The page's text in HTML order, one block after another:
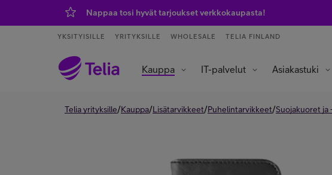
Nappaa tosi hyvät tarjoukset verkkokaupasta!
YKSITYISILLE YRITYKSILLE WHOLESALE TELIA FINLAND
Kauppa IT-palvelut Asiakastuki
Telia yrityksille/Kauppa/Lisätarvikkeet/Puhelintarvikkeet/Suojakuoret ja